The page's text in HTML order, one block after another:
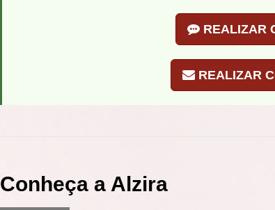
REALIZAR
REALIZAR
Conheça a Alzira